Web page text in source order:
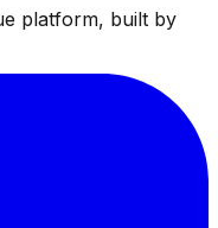
platform, built by